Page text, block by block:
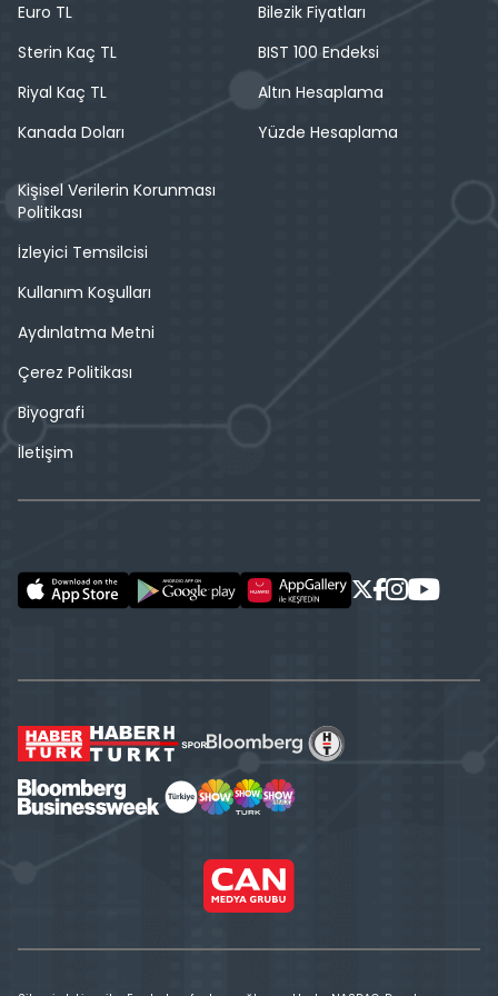
Euro TL
Sterin Kaç TL
Riyal Kaç TL
Kanada Doları
Bilezik Fiyatları
BIST 100 Endeksi
Altın Hesaplama
Yüzde Hesaplama
Kişisel Verilerin Korunması
Politikası
İzleyici Temsilcisi
Kullanım Koşulları
Aydınlatma Metni
Çerez Politikası
Biyografi
İletişim